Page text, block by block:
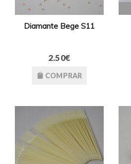
Diamante Bege S11
2.50€
COMPRAR